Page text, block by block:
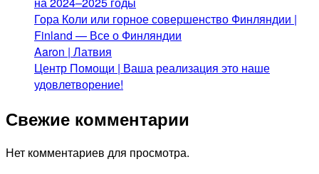
Гора Коли или горное совершенство Финляндии |
Finland — Все о Финляндии
Aaron | Латвия
Центр Помощи | Ваша реализация это наше
удовлетворение!
Свежие комментарии
Нет комментариев для просмотра.